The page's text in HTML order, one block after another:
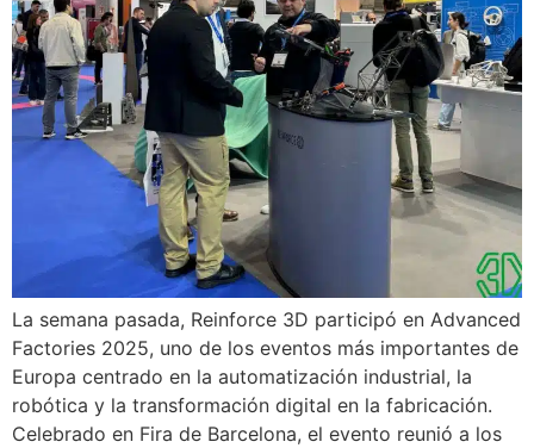
La semana pasada, Reinforce 3D participó en Advanced
Factories 2025, uno de los eventos más importantes de
Europa centrado en la automatización industrial, la
robótica y la transformación digital en la fabricación.
Celebrado en Fira de Barcelona, el evento reunió a los